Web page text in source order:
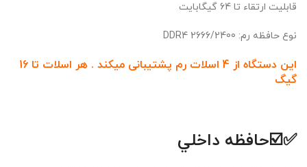
قابلیت ارتقاء تا 64 گیگابایت
نوع حافظه رم: DDR4 2666/2400
این دستگاه از 4 اسلات رم پشتیبانی میکند . هر اسلات تا 16
گیگ
✅☑️حافظه داخلي